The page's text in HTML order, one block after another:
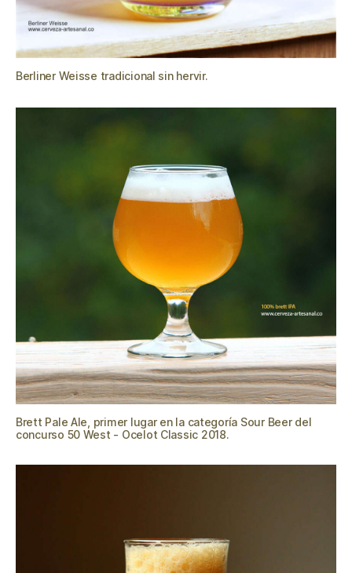
Berliner Weisse tradicional sin hervir.
Brett Pale Ale, primer lugar en la categoría Sour Beer del
concurso 50 West - Ocelot Classic 2018.